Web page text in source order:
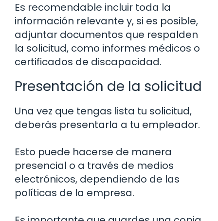
Es recomendable incluir toda la
información relevante y, si es posible,
adjuntar documentos que respalden
la solicitud, como informes médicos o
certificados de discapacidad.
Presentación de la solicitud
Una vez que tengas lista tu solicitud,
deberás presentarla a tu empleador.
Esto puede hacerse de manera
presencial o a través de medios
electrónicos, dependiendo de las
políticas de la empresa.